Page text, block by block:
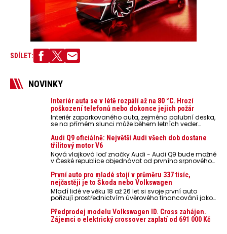
SDÍLET:
NOVINKY
Interiér auta se v létě rozpálí až na 80 °C. Hrozí
poškození telefonů nebo dokonce jejich požár
Interiér zaparkovaného auta, zejména palubní deska,
se na přímém slunci může během letních veder
nebezpečí pro odložené mobilní telefony, powerbanky
nebo notebooky. Můžou urychlit stárnutí baterií,
poškodit elektroniku a ve výjimečných případech i
zvýšit riziko požáru.
Audi Q9 oficiálně: Největší Audi všech dob dostane
třílitový motor V6
Nová vlajková loď značky Audi - Audi Q9 bude možné
v České republice objednávat od prvního srpnového
První auto pro mladé stojí v průměru 337 tisíc,
nejčastěji je to Škoda nebo Volkswagen
Mladí lidé ve věku 18 až 26 let si svoje první auto
pořizují prostřednictvím úvěrového financování jako
auto. Průměrná pořizovací cena vozu dosahuje 337
tisíc korun a průměrná financovaná částka
přesahuje 251 tisíc korun. Vyplývá to z dat Leasingu
Předprodej modelu Volkswagen ID. Cross zahájen.
Zájemci o elektrický crossover zaplatí od 691 000 Kč